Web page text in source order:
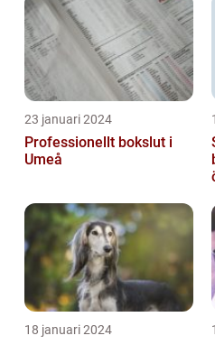
23 januari 2024
Professionellt bokslut i
Umeå
18 januari 2024